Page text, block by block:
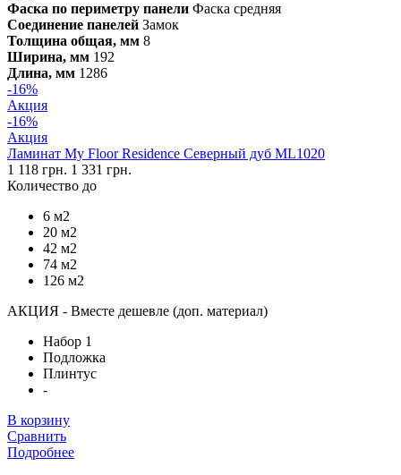
Фаска по периметру панели Фаска средняя
Соединение панелей Замок
Толщина общая, мм 8
Ширина, мм 192
Длина, мм 1286
-16%
Акция
-16%
Акция
Ламинат My Floor Residence Северный дуб ML1020
1 118 грн. 1 331 грн.
Количество до
6 м2
20 м2
42 м2
74 м2
126 м2
АКЦИЯ - Вместе дешевле (доп. материал)
Набор 1
Подложка
Плинтус
-
В корзину
Сравнить
Подробнее